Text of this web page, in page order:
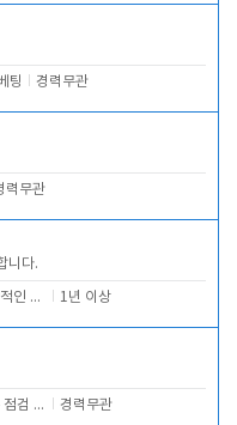
팅 경력무관
력무관
니다.
주차 및 전반적인 당번업무 1년 이상
호텔 내 외부 점검 및 프런트 운영 경력무관